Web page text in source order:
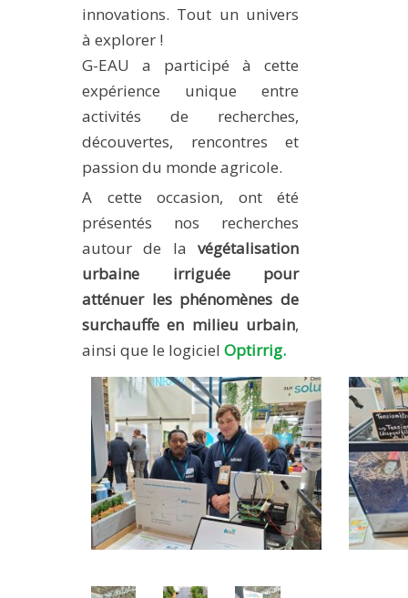
PUBLICATIONS SUR HAL
THESES
WORKING PAPERS
innovations. Tout un univers
à explorer !
G-EAU a participé à cette
expérience unique entre
activités de recherches,
découvertes, rencontres et
passion du monde agricole.
A cette occasion, ont été
présentés nos recherches
autour de la végétalisation
urbaine irriguée pour
atténuer les phénomènes de
surchauffe en milieu urbain,
ainsi que le logiciel Optirrig.